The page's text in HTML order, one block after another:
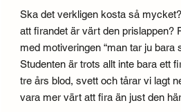
Ska det verkligen kosta så
att firandet är värt den prislappen?
med motiveringen “man tar ju bara
Studenten är trots allt inte bara ett
tre års blod, svett och tårar vi lagt
vara mer värt att fira än just den